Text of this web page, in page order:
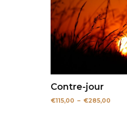
Contre-jour
€115,00 – €285,00